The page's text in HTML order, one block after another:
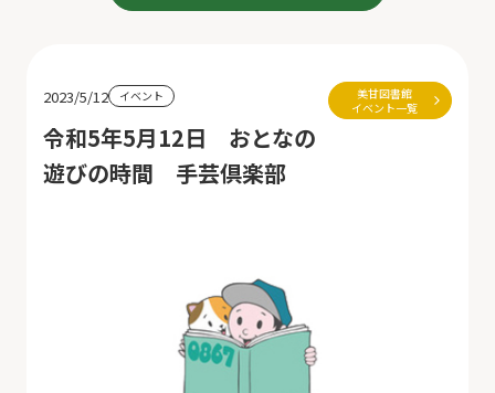
2023/5/12 イベント
令和5年5月12日 おとなの
遊びの時間 手芸倶楽部
美甘図書館
イベント一覧